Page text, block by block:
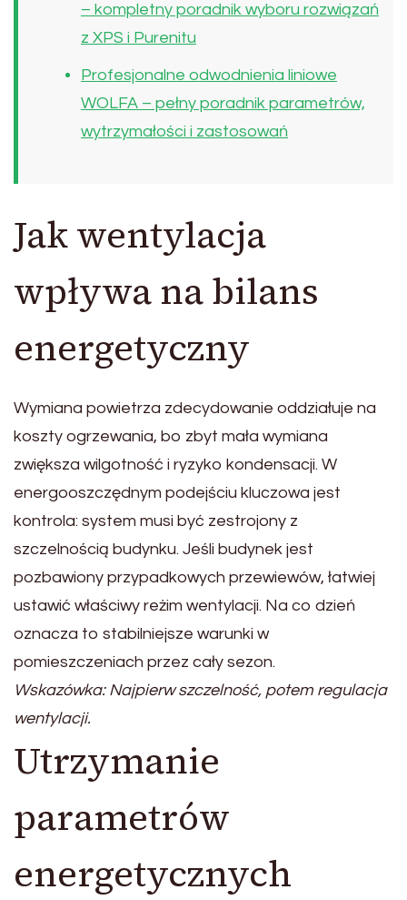
– kompletny poradnik wyboru rozwiązań
z XPS i Purenitu
Profesjonalne odwodnienia liniowe
WOLFA – pełny poradnik parametrów,
wytrzymałości i zastosowań
Jak wentylacja
wpływa na bilans
energetyczny
Wymiana powietrza zdecydowanie oddziałuje na
koszty ogrzewania, bo zbyt mała wymiana
zwiększa wilgotność i ryzyko kondensacji. W
energooszczędnym podejściu kluczowa jest
kontrola: system musi być zestrojony z
szczelnością budynku. Jeśli budynek jest
pozbawiony przypadkowych przewiewów, łatwiej
ustawić właściwy reżim wentylacji. Na co dzień
oznacza to stabilniejsze warunki w
pomieszczeniach przez cały sezon.
Wskazówka: Najpierw szczelność, potem regulacja
wentylacji.
Utrzymanie
parametrów
energetycznych